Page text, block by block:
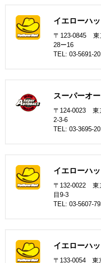
イエローハ
〒123-0845 東
28ー16
TEL: 03-5691-
スーパーオ
〒124-0023 東
2-3-6
TEL: 03-3695-
イエローハ
〒132-0022 東
目9-3
TEL: 03-5607-
イエローハ
〒133-0054 東